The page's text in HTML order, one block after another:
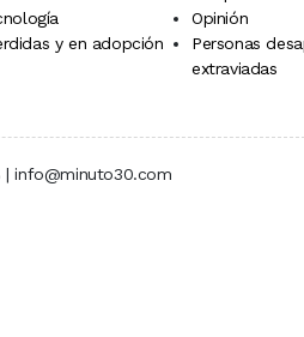
Opinión
y en adopción
Personas
extraviadas
info@minuto30.com